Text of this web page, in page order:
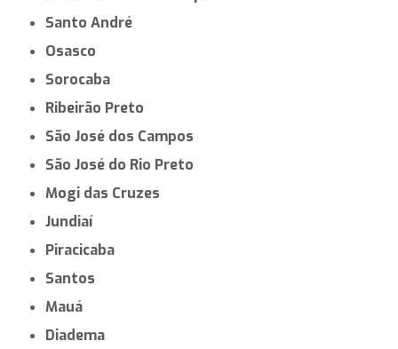
Santo André
Osasco
Sorocaba
Ribeirão Preto
São José dos Campos
São José do Rio Preto
Mogi das Cruzes
Jundiaí
Piracicaba
Santos
Mauá
Diadema